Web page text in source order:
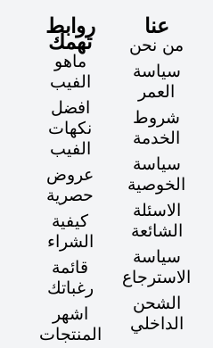
عنا
من نحن
سياسة
العمر
شروط
الخدمة
سياسة
الخوصية
الاسئلة
الشائعة
سياسة
الاسترجاع
الشحن
الداخلي
روابط
تهمك
ماهو
الفيب
افضل
نكهات
الفيب
عروض
حصرية
كيفية
الشراء
قائمة
رغباتك
اشهر
المنتجات